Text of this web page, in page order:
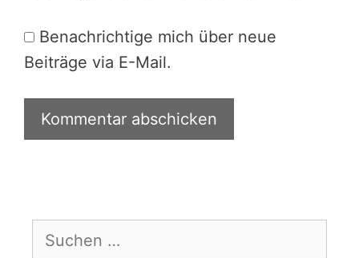
Benachrichtige mich über neue
Beiträge via E-Mail.
nach: